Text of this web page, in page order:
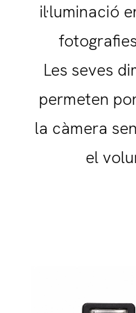
il·luminació
Les seves
permeten
la càmera
el